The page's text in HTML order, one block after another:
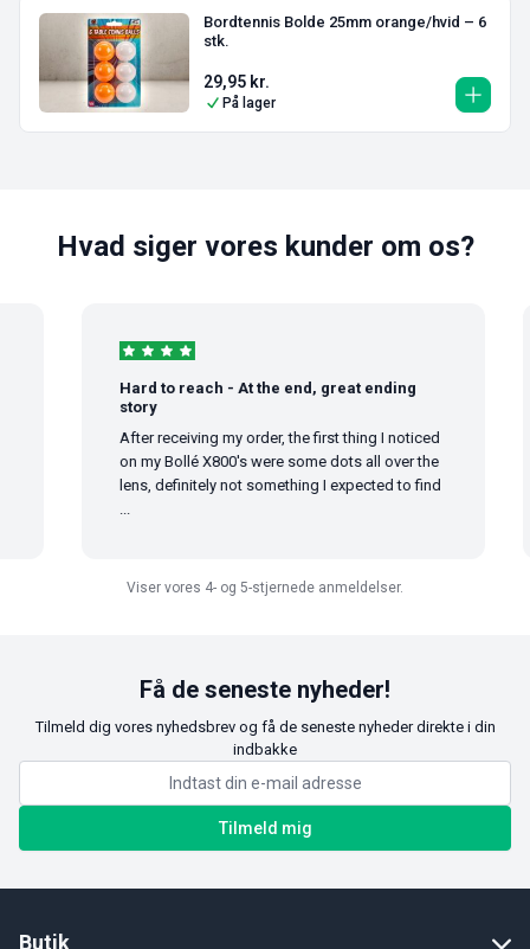
Bordtennis Bolde 25mm orange/hvid – 6
stk.
29,95 kr.
På lager
Hvad siger vores kunder om os?
Hard to reach - At the end, great ending
story
After receiving my order, the first thing I noticed
on my Bollé X800's were some dots all over the
lens, definitely not something I expected to find
Viser vores 4- og 5-stjernede anmeldelser.
Få de seneste nyheder!
Tilmeld dig vores nyhedsbrev og få de seneste nyheder direkte i din
indbakke
Tilmeld mig
Butik